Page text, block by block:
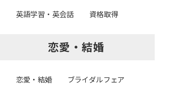
英語学習・英会話 資格取得
恋愛・結婚
恋愛・結婚 ブライダルフェア